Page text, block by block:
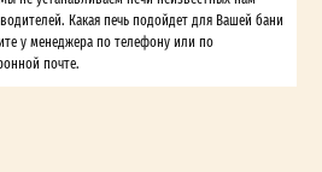
Какая печь подойдет для Вашей бани
у менеджера по телефону или по
почте.